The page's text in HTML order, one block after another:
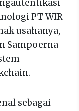
PT WIR
usahanya,
Sampoerna
sebagai